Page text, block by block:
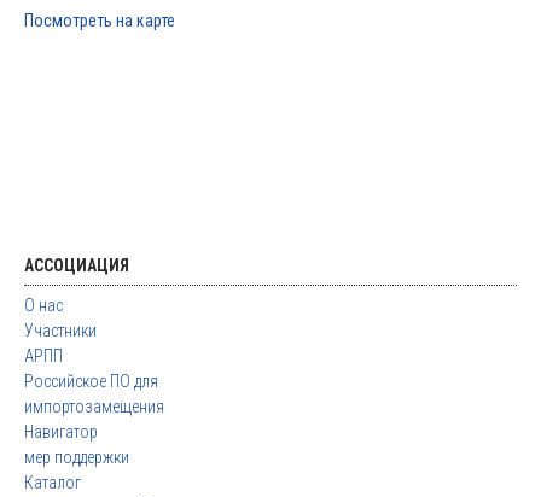
Посмотреть на карте
АССОЦИАЦИЯ
О нас
Участники
АРПП
Российское ПО для
импортозамещения
Навигатор
мер поддержки
Каталог